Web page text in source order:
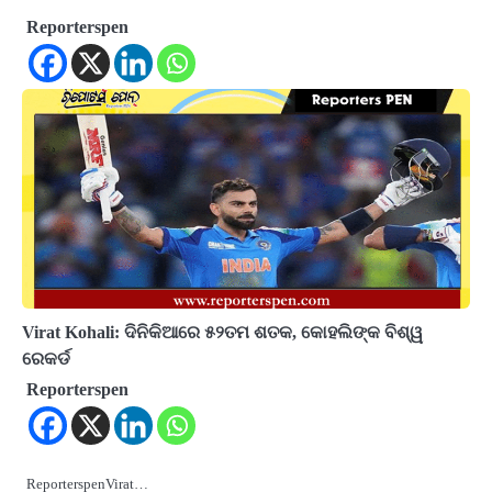
Reporterspen
Virat Kohali: ଦିନିକିଆରେ ୫୨ତମ ଶତକ, କୋହଲିଙ୍କ ବିଶ୍ୱ
ରେକର୍ଡ
Reporterspen
ReporterspenVirat…